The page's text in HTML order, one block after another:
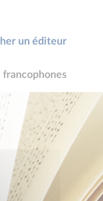
un éditeur
francophones